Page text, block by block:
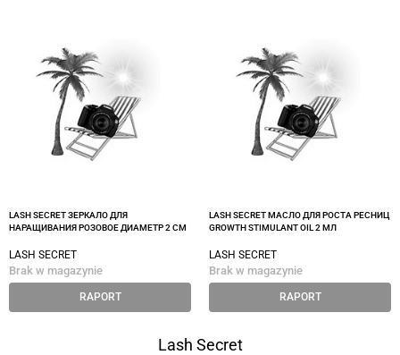
LASH SECRET ЗЕРКАЛО ДЛЯ
НАРАЩИВАНИЯ РОЗОВОЕ ДИАМЕТР 2 СМ
LASH SECRET
Brak w magazynie
RAPORT
LASH SECRET МАСЛО ДЛЯ РОСТА РЕСНИЦ
GROWTH STIMULANT OIL 2 МЛ
LASH SECRET
Brak w magazynie
RAPORT
Lash Secret